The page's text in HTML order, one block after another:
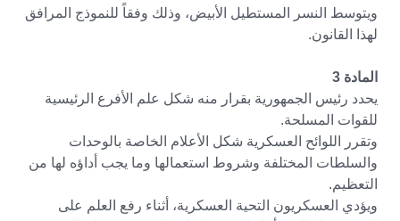
ويتوسط النسر المستطيل الأبيض، وذلك وفقاً للنموذج المرافق
لهذا القانون.
المادة 3
يحدد رئيس الجمهورية بقرار منه شكل علم الأفرع الرئيسية
للقوات المسلحة.
وتقرر اللوائح العسكرية شكل الأعلام الخاصة بالوحدات
والسلطات المختلفة وشروط استعمالها وما يجب أداؤه لها من
التعظيم.
ويؤدي العسكريون التحية العسكرية، أثناء رفع العلم على